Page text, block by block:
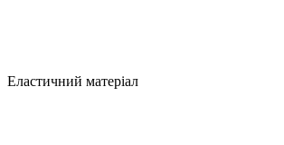
Еластичний матеріал